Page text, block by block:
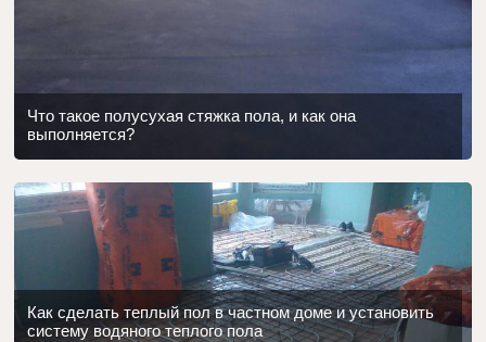
Что такое полусухая стяжка пола, и как она
выполняется?
Как сделать теплый пол в частном доме и установить
систему водяного теплого пола